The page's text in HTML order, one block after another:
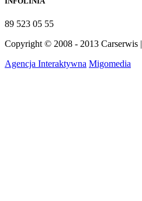
89 523 05 55
Copyright © 2008 - 2013 Carserwis |
Agencja Interaktywna Migomedia